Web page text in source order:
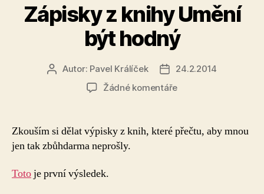
Zápisky z knihy Umění
být hodný
Autor
příspěvku
Autor: Pavel Králíček
Datum
příspěvku
24.2.2014
Žádné komentářeu
názvem
Zápisky
Zkouším si dělat výpisky z knih, které přečtu, aby mnou
jen tak zbůhdarma neprošly.
Totoje první výsledek.